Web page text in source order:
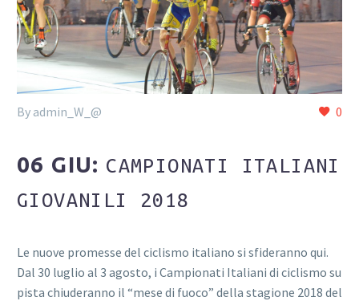
0
By admin_W_@
06 GIU: CAMPIONATI ITALIANI
GIOVANILI 2018
Le nuove promesse del ciclismo italiano si sfideranno qui.
Dal 30 luglio al 3 agosto, i Campionati Italiani di ciclismo su
pista chiuderanno il “mese di fuoco” della stagione 2018 del